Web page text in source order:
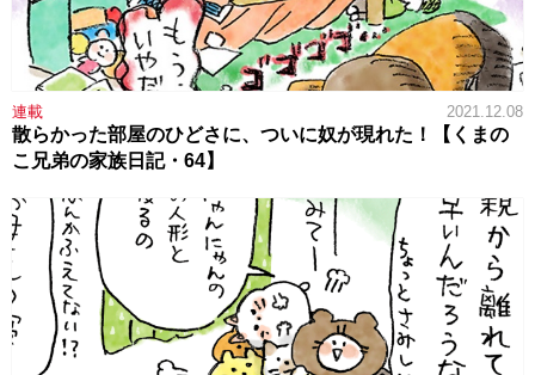
連載 2021.12.08
散らかった部屋のひどさに、ついに奴が現れた！【くまの
こ兄弟の家族日記・64】